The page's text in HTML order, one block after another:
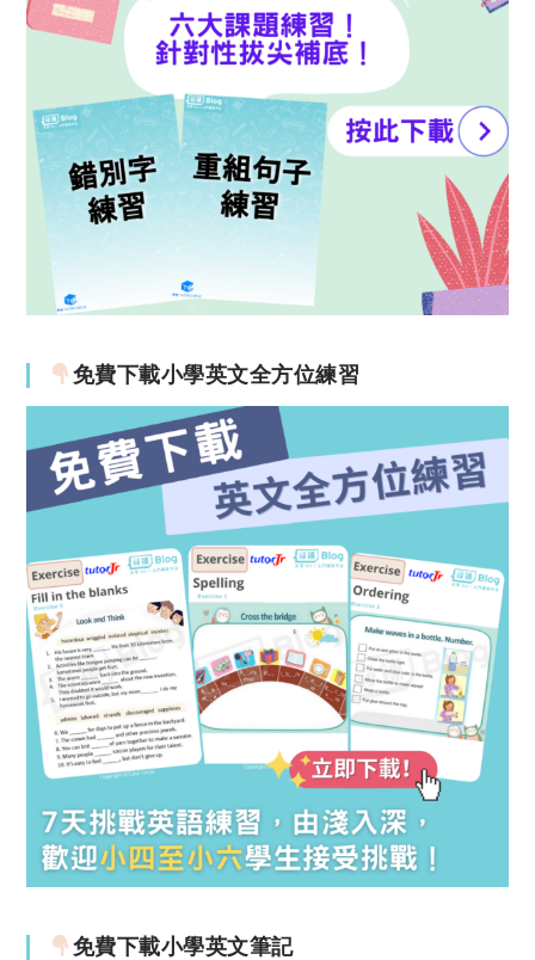
免費下載小學英文全方位練習
免費下載小學英文筆記